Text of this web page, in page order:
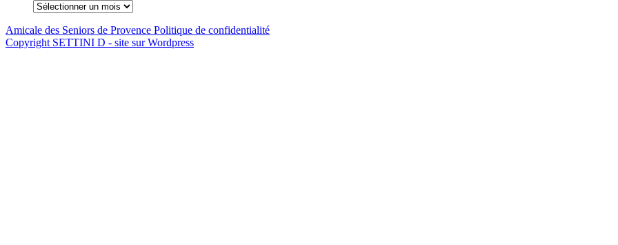
Amicale des Seniors de Provence Politique de confidentialité
Copyright SETTINI D - site sur Wordpress